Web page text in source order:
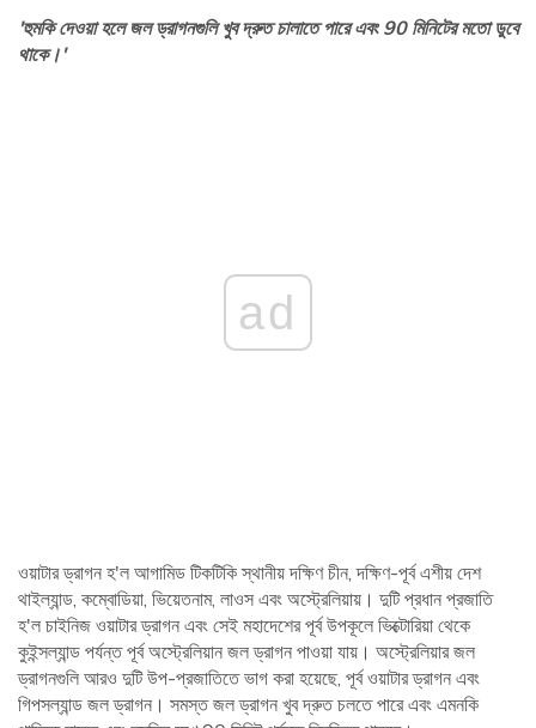
'হুমকি দেওয়া হলে জল ড্রাগনগুলি খুব দ্রুত চালাতে পারে এবং 90 মিনিটের মতো ডুবে
থাকে।'
ad
ওয়াটার ড্রাগন হ'ল আগামিড টিকটিকি স্থানীয় দক্ষিণ চীন, দক্ষিণ-পূর্ব এশীয় দেশ
থাইল্যান্ড, কম্বোডিয়া, ভিয়েতনাম, লাওস এবং অস্ট্রেলিয়ায়। দুটি প্রধান প্রজাতি
হ'ল চাইনিজ ওয়াটার ড্রাগন এবং সেই মহাদেশের পূর্ব উপকূলে ভিক্টোরিয়া থেকে
কুইন্সল্যান্ড পর্যন্ত পূর্ব অস্ট্রেলিয়ান জল ড্রাগন পাওয়া যায়। অস্ট্রেলিয়ার জল
ড্রাগনগুলি আরও দুটি উপ-প্রজাতিতে ভাগ করা হয়েছে, পূর্ব ওয়াটার ড্রাগন এবং
গিপসল্যান্ড জল ড্রাগন। সমস্ত জল ড্রাগন খুব দ্রুত চলতে পারে এবং এমনকি